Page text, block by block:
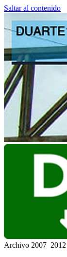
Saltar al contenido
Archivo 2007–2012